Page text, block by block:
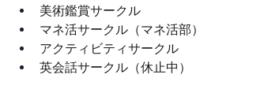
美術鑑賞サークル
マネ活サークル（マネ活部）
アクティビティサークル
英会話サークル（休止中）